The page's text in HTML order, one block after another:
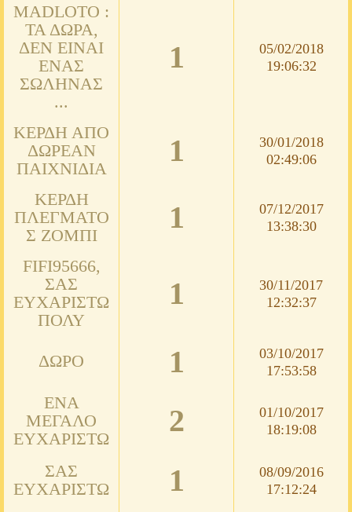
MADLOTO :
ΤΑ ΔΏΡΑ,
ΔΕΝ ΕΊΝΑΙ
ΈΝΑΣ
ΣΩΛΉΝΑΣ
...
1
05/02/2018
19:06:32
ΚΈΡΔΗ ΑΠΌ
ΔΩΡΕΆΝ
ΠΑΙΧΝΊΔΙΑ
1
30/01/2018
02:49:06
ΚΈΡΔΗ
ΠΛΈΓΜΑΤΟ
Σ ΖΌΜΠΙ
1
07/12/2017
13:38:30
FIFI95666,
ΣΑΣ
ΕΥΧΑΡΙΣΤΏ
ΠΟΛΎ
1
30/11/2017
12:32:37
ΔΏΡΟ 1
03/10/2017
17:53:58
ΈΝΑ
ΜΕΓΆΛΟ
ΕΥΧΑΡΙΣΤΏ
2
01/10/2017
18:19:08
ΣΑΣ
ΕΥΧΑΡΙΣΤΏ
1
08/09/2016
17:12:24